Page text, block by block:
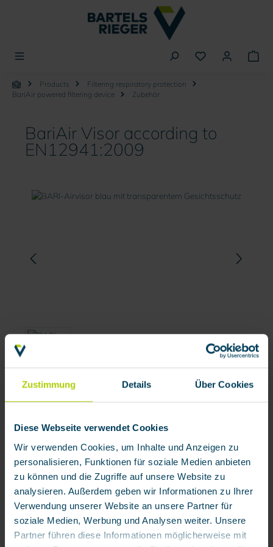
Zustimmung Details Über Cookies
Diese Webseite verwendet Cookies
Wir verwenden Cookies, um Inhalte und Anzeigen zu
personalisieren, Funktionen für soziale Medien anbieten
zu können und die Zugriffe auf unsere Website zu
analysieren. Außerdem geben wir Informationen zu Ihrer
Verwendung unserer Website an unsere Partner für
soziale Medien, Werbung und Analysen weiter. Unsere
Partner führen diese Informationen möglicherweise mit
Products
Filtering respiratory protection
BariAir powered filtering device
Zubehör
BariAir Visor according to
EN12941:2009
Skip image gallery